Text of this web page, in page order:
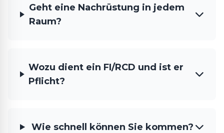
Geht eine Nachrüstung in jedem
Raum?
Wozu dient ein FI/RCD und ist er
Pflicht?
Wie schnell können Sie kommen?